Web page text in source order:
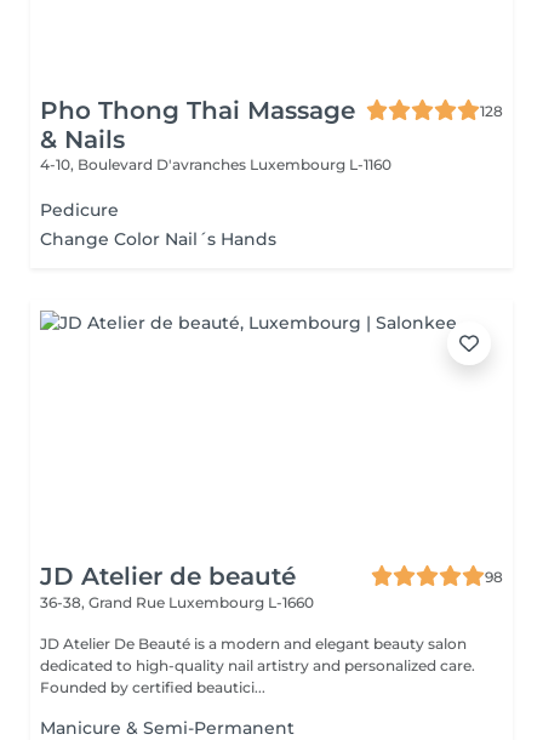
Pho Thong Thai Massage
& Nails
128
4-10, Boulevard D'avranches Luxembourg L-1160
Pedicure
Change Color Nail´s Hands
JD Atelier de beauté
98
36-38, Grand Rue Luxembourg L-1660
JD Atelier De Beauté is a modern and elegant beauty salon
dedicated to high-quality nail artistry and personalized care.
Founded by certified beautici...
Manicure & Semi-Permanent